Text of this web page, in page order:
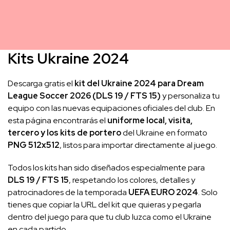
Kits Ukraine 2024
Descarga gratis el kit del Ukraine 2024 para Dream
League Soccer 2026 (DLS 19 / FTS 15)y personaliza tu
equipo con las nuevas equipaciones oficiales del club. En
esta página encontrarás el uniforme local, visita,
tercero y los kits de porterodel Ukraine en formato
PNG 512x512, listos para importar directamente al juego.
Todos los kits han sido diseñados especialmente para
DLS 19 / FTS 15, respetando los colores, detalles y
patrocinadores de la temporada UEFA EURO 2024. Solo
tienes que copiar la URL del kit que quieras y pegarla
dentro del juego para que tu club luzca como el Ukraine